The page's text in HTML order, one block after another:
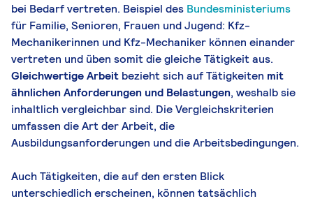
bei Bedarf vertreten. Beispiel des Bundesministeriums
für Familie, Senioren, Frauen und Jugend: Kfz-
Mechanikerinnen und Kfz-Mechaniker können einander
vertreten und üben somit die gleiche Tätigkeit aus.
Gleichwertige Arbeit bezieht sich auf Tätigkeiten mit
ähnlichen Anforderungen und Belastungen, weshalb sie
inhaltlich vergleichbar sind. Die Vergleichskriterien
umfassen die Art der Arbeit, die
Ausbildungsanforderungen und die Arbeitsbedingungen.
Auch Tätigkeiten, die auf den ersten Blick
unterschiedlich erscheinen, können tatsächlich